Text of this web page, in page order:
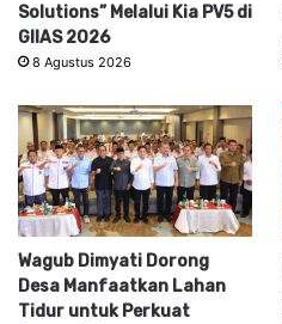
Solutions” Melalui Kia PV5 di
GIIAS 2026
8 Agustus 2026
Wagub Dimyati Dorong
Desa Manfaatkan Lahan
Tidur untuk Perkuat